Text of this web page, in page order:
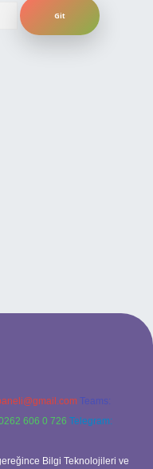
Teams:
606 0 726 Telegram:
Bilgi Teknolojileri ve